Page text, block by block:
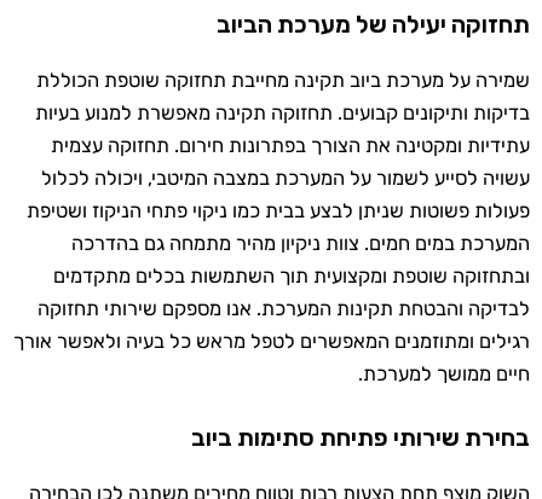
תחזוקה יעילה של מערכת הביוב
שמירה על מערכת ביוב תקינה מחייבת תחזוקה שוטפת הכוללת
בדיקות ותיקונים קבועים. תחזוקה תקינה מאפשרת למנוע בעיות
עתידיות ומקטינה את הצורך בפתרונות חירום. תחזוקה עצמית
עשויה לסייע לשמור על המערכת במצבה המיטבי, ויכולה לכלול
פעולות פשוטות שניתן לבצע בבית כמו ניקוי פתחי הניקוז ושטיפת
המערכת במים חמים. צוות ניקיון מהיר מתמחה גם בהדרכה
ובתחזוקה שוטפת ומקצועית תוך השתמשות בכלים מתקדמים
לבדיקה והבטחת תקינות המערכת. אנו מספקם שירותי תחזוקה
רגילים ומתוזמנים המאפשרים לטפל מראש כל בעיה ולאפשר אורך
חיים ממושך למערכת.
בחירת שירותי פתיחת סתימות ביוב
השוק מוצף תחת הצעות רבות וטווח מחירים משתנה לכן הבחירה